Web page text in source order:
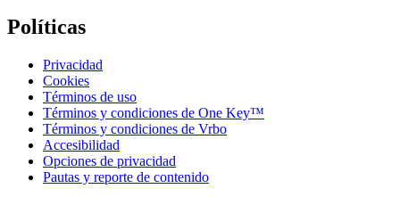
Políticas
Privacidad
Cookies
Términos de uso
Términos y condiciones de One Key™
Términos y condiciones de Vrbo
Accesibilidad
Opciones de privacidad
Pautas y reporte de contenido